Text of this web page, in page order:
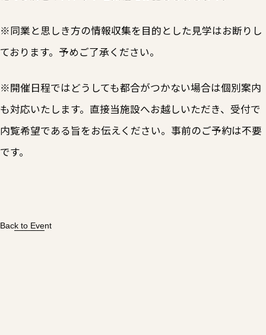
※同業と思しき方の情報収集を目的とした見学はお断りし
ております。予めご了承ください。
※開催日程ではどうしても都合がつかない場合は個別案内
も対応いたします。直接当施設へお越しいただき、受付で
内覧希望である旨をお伝えください。事前のご予約は不要
です。
Back to Event